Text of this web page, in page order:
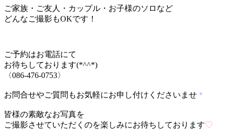
ご家族・ご友人・カップル・お子様のソロなど
どんなご撮影もOKです！
ご予約はお電話にて
お待ちしております(*^^*)
〈086-476-0753〉
お問合せやご質問もお気軽にお申し付けくださいませ ＊
皆様の素敵なお写真を
ご撮影させていただくのを楽しみにお待ちしております♡